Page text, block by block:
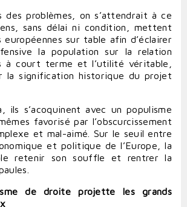
des problèmes, on s’attendrait à ce
sans délai ni condition, mettent
sur table afin d’éclairer
la population sur la relation
à court terme et l’utilité véritable,
la signification historique du projet
ils s’acoquinent avec un populisme
favorisé par l’obscurcissement
et mal-aimé. Sur le seuil entre
et politique de l’Europe, la
retenir son souffle et rentrer la
de droite projette les grands